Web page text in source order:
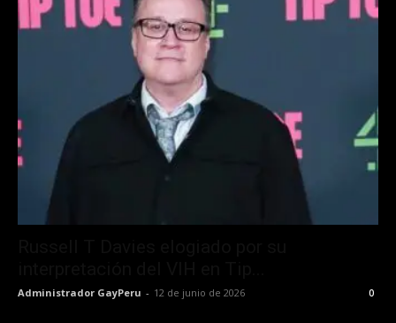
Administrador GayPeru - 12 de junio de 2026 0